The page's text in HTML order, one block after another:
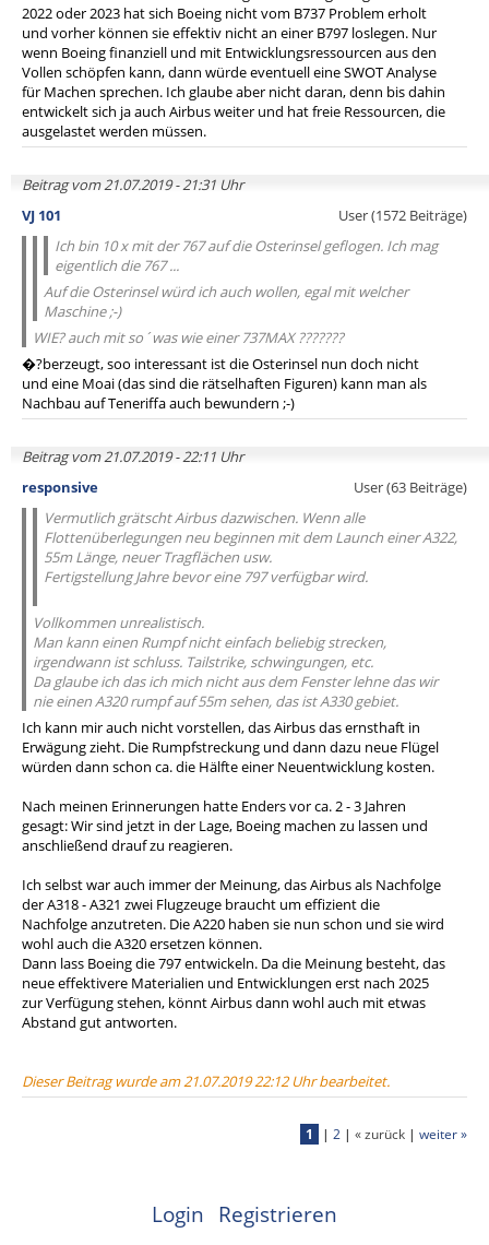
2022 oder 2023 hat sich Boeing nicht vom B737 Problem erholt
und vorher können sie effektiv nicht an einer B797 loslegen. Nur
wenn Boeing finanziell und mit Entwicklungsressourcen aus den
Vollen schöpfen kann, dann würde eventuell eine SWOT Analyse
für Machen sprechen. Ich glaube aber nicht daran, denn bis dahin
entwickelt sich ja auch Airbus weiter und hat freie Ressourcen, die
ausgelastet werden müssen.
Beitrag vom 21.07.2019 - 21:31 Uhr
VJ 101
User (1572 Beiträge)
Ich bin 10 x mit der 767 auf die Osterinsel geflogen. Ich mag
eigentlich die 767 ...
Auf die Osterinsel würd ich auch wollen, egal mit welcher
Maschine ;-)
WIE? auch mit so´was wie einer 737MAX ???????
�?berzeugt, soo interessant ist die Osterinsel nun doch nicht
und eine Moai (das sind die rätselhaften Figuren) kann man als
Nachbau auf Teneriffa auch bewundern ;-)
Beitrag vom 21.07.2019 - 22:11 Uhr
responsive
User (63 Beiträge)
Vermutlich grätscht Airbus dazwischen. Wenn alle
Flottenüberlegungen neu beginnen mit dem Launch einer A322,
55m Länge, neuer Tragflächen usw.
Fertigstellung Jahre bevor eine 797 verfügbar wird.
Vollkommen unrealistisch.
Man kann einen Rumpf nicht einfach beliebig strecken,
irgendwann ist schluss. Tailstrike, schwingungen, etc.
Da glaube ich das ich mich nicht aus dem Fenster lehne das wir
nie einen A320 rumpf auf 55m sehen, das ist A330 gebiet.
Ich kann mir auch nicht vorstellen, das Airbus das ernsthaft in
Erwägung zieht. Die Rumpfstreckung und dann dazu neue Flügel
würden dann schon ca. die Hälfte einer Neuentwicklung kosten.
Nach meinen Erinnerungen hatte Enders vor ca. 2 - 3 Jahren
gesagt: Wir sind jetzt in der Lage, Boeing machen zu lassen und
anschließend drauf zu reagieren.
Ich selbst war auch immer der Meinung, das Airbus als Nachfolge
der A318 - A321 zwei Flugzeuge braucht um effizient die
Nachfolge anzutreten. Die A220 haben sie nun schon und sie wird
wohl auch die A320 ersetzen können.
Dann lass Boeing die 797 entwickeln. Da die Meinung besteht, das
neue effektivere Materialien und Entwicklungen erst nach 2025
zur Verfügung stehen, könnt Airbus dann wohl auch mit etwas
Abstand gut antworten.
Dieser Beitrag wurde am 21.07.2019 22:12 Uhr bearbeitet.
1 | 2 | « zurück | weiter »
Login Registrieren